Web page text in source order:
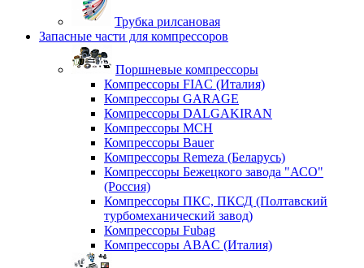
Трубка рилсановая
Запасные части для компрессоров
Поршневые компрессоры
Компрессоры FIAC (Италия)
Компрессоры GARAGE
Компрессоры DALGAKIRAN
Компрессоры MCH
Компрессоры Bauer
Компрессоры Remeza (Беларусь)
Компрессоры Бежецкого завода "АСО"
(Россия)
Компрессоры ПКС, ПКСД (Полтавский
турбомеханический завод)
Компрессоры Fubag
Компрессоры ABAC (Италия)